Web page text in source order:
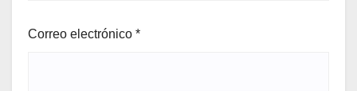
Correo electrónico *